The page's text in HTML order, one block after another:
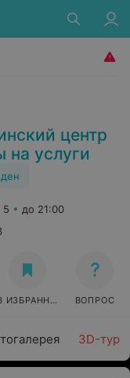
центр
на услуги
3D-тур
5
до 21:00
ИЗБРАННОЕ ВОПРОС